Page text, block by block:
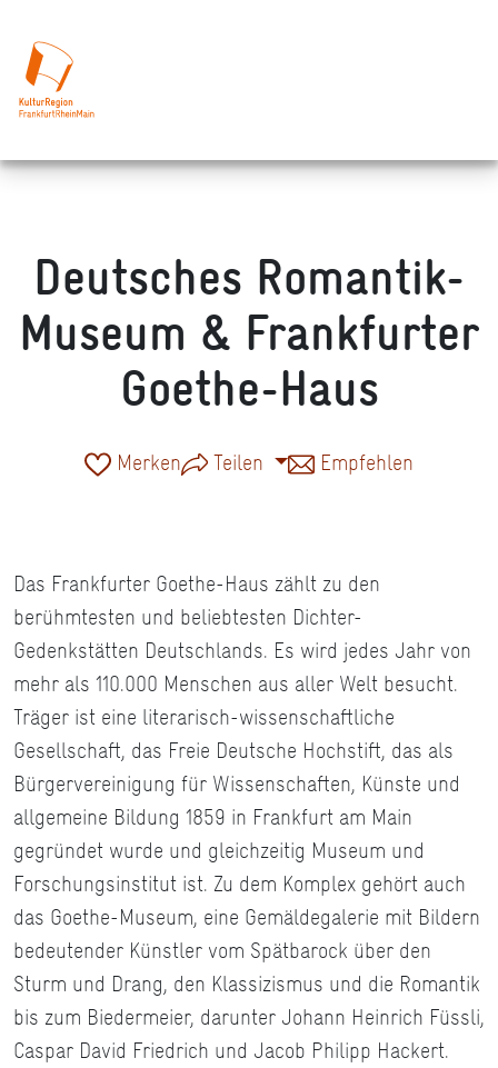
Deutsches Romantik-
Museum & Frankfurter
Goethe-Haus
Merken Teilen Empfehlen
Das Frankfurter Goethe-Haus zählt zu den
berühmtesten und beliebtesten Dichter-
Gedenkstätten Deutschlands. Es wird jedes Jahr von
mehr als 110.000 Menschen aus aller Welt besucht.
Träger ist eine literarisch-wissenschaftliche
Gesellschaft, das Freie Deutsche Hochstift, das als
Bürgervereinigung für Wissenschaften, Künste und
allgemeine Bildung 1859 in Frankfurt am Main
gegründet wurde und gleichzeitig Museum und
Forschungsinstitut ist. Zu dem Komplex gehört auch
das Goethe-Museum, eine Gemäldegalerie mit Bildern
bedeutender Künstler vom Spätbarock über den
Sturm und Drang, den Klassizismus und die Romantik
bis zum Biedermeier, darunter Johann Heinrich Füssli,
Caspar David Friedrich und Jacob Philipp Hackert.